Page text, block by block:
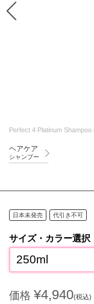
Perfect 4 Platinum
ヘアケア
シャンプー
日本未発売 代引き不可
サイズ・カラー選択
250ml
価格 ¥4,940(税込)